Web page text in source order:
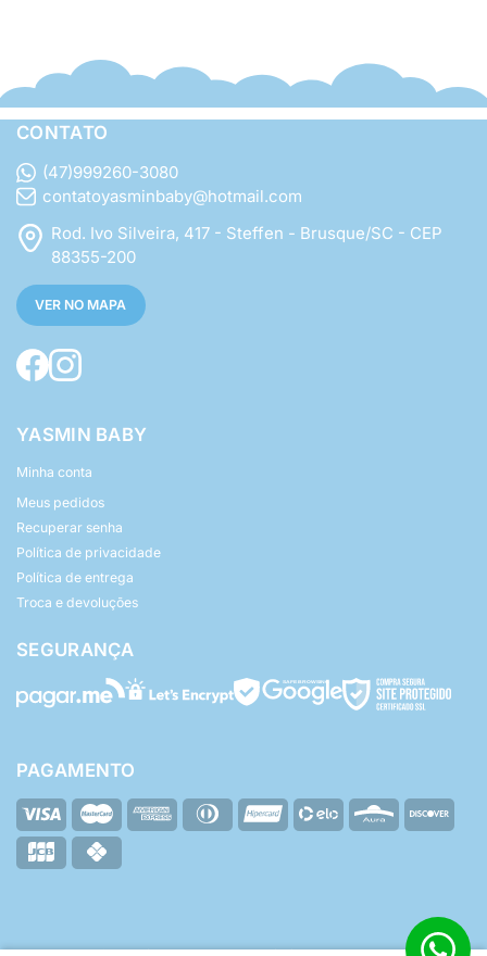
CONTATO
(47)999260-3080
contatoyasminbaby@hotmail.com
Rod. Ivo Silveira, 417 - Steffen - Brusque/SC - CEP
88355-200
VER NO MAPA
YASMIN BABY
Minha conta
Meus pedidos
Recuperar senha
Política de privacidade
Política de entrega
Troca e devoluções
SEGURANÇA
PAGAMENTO